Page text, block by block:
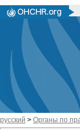
русский > Органы по